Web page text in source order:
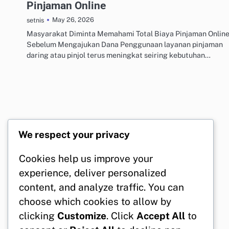
Pinjaman Online
setnis May 26, 2026
Masyarakat Diminta Memahami Total Biaya Pinjaman Online
Sebelum Mengajukan Dana Penggunaan layanan pinjaman
daring atau pinjol terus meningkat seiring kebutuhan…
We respect your privacy
Cookies help us improve your
experience, deliver personalized
content, and analyze traffic. You can
choose which cookies to allow by
clicking Customize. Click Accept All to